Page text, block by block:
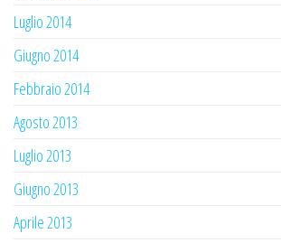
Luglio 2014
Giugno 2014
Febbraio 2014
Agosto 2013
Luglio 2013
Giugno 2013
Aprile 2013